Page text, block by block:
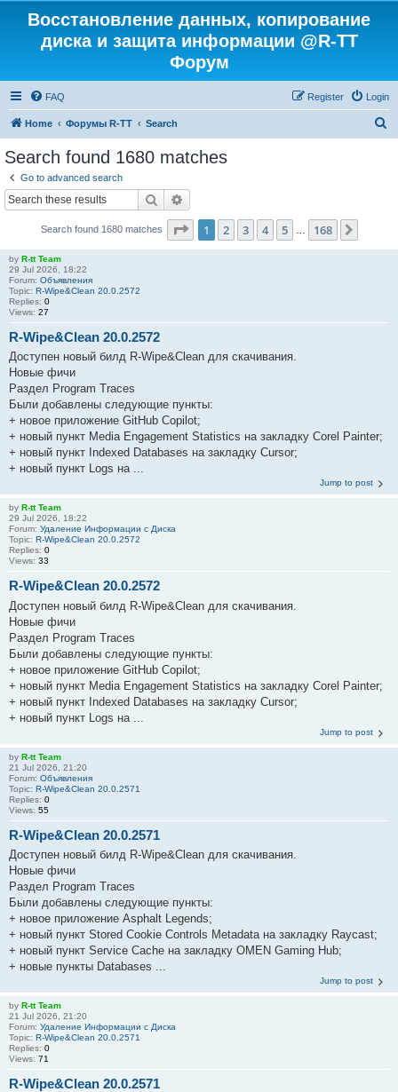
Восстановление данных, копирование
диска и защита информации @R-TT
Форум
FAQ Login
Register
Home Форумы R-TT Search
Search found 1680 matches
Go to advanced search
Search
Search found 1680 matches Page 1of 168
1 2 3 4 5 168
by R-tt Team
29 Jul 2026, 18:22
Forum: Объявления
Topic: R-Wipe&Clean 20.0.2572
Replies: 0
Views: 27
R-Wipe&Clean 20.0.2572
Доступен новый билд R-Wipe&Clean для скачивания.
Новые фичи
Раздел Program Traces
Были добавлены следующие пункты:
+ новое приложение GitHub Copilot;
+ новый пункт Media Engagement Statistics на закладку Corel Painter;
+ новый пункт Indexed Databases на закладку Cursor;
+ новый пункт Logs на ...
Jump to post
by R-tt Team
29 Jul 2026, 18:22
Forum: Удаление Информации с Диска
Topic: R-Wipe&Clean 20.0.2572
Replies: 0
Views: 33
R-Wipe&Clean 20.0.2572
Доступен новый билд R-Wipe&Clean для скачивания.
Новые фичи
Раздел Program Traces
Были добавлены следующие пункты:
+ новое приложение GitHub Copilot;
+ новый пункт Media Engagement Statistics на закладку Corel Painter;
+ новый пункт Indexed Databases на закладку Cursor;
+ новый пункт Logs на ...
Jump to post
by R-tt Team
21 Jul 2026, 21:20
Forum: Объявления
Topic: R-Wipe&Clean 20.0.2571
Replies: 0
Views: 55
R-Wipe&Clean 20.0.2571
Доступен новый билд R-Wipe&Clean для скачивания.
Новые фичи
Раздел Program Traces
Были добавлены следующие пункты:
+ новое приложение Asphalt Legends;
+ новый пункт Stored Cookie Controls Metadata на закладку Raycast;
+ новый пункт Service Cache на закладку OMEN Gaming Hub;
+ новые пункты Databases ...
Jump to post
by R-tt Team
21 Jul 2026, 21:20
Forum: Удаление Информации с Диска
Topic: R-Wipe&Clean 20.0.2571
Replies: 0
Views: 71
R-Wipe&Clean 20.0.2571